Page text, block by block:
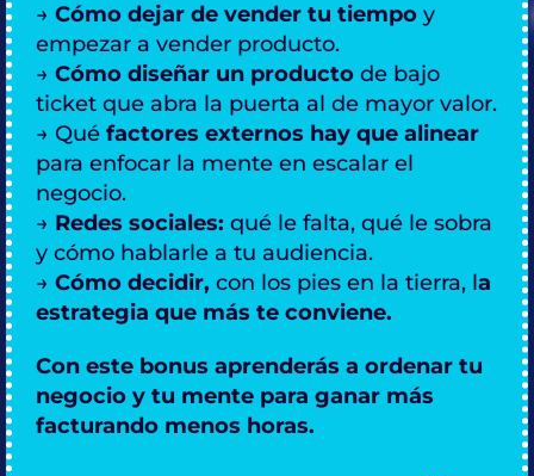
→ Cómo dejar de vender tu tiempo y
empezar a vender producto.
→ Cómo diseñar un producto de bajo
ticket que abra la puerta al de mayor valor.
→ Qué factores externos hay que alinear
para enfocar la mente en escalar el
negocio.
→ Redes sociales: qué le falta, qué le sobra
y cómo hablarle a tu audiencia.
→ Cómo decidir, con los pies en la tierra, la
estrategia que más te conviene.
Con este bonus aprenderás a ordenar tu
negocio y tu mente para ganar más
facturando menos horas.